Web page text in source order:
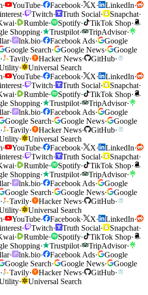
· YouTube· Facebook· X· LinkedIn·
· Twitch· Truth Social· Snapchat·
· Rumble· Spotify· TikTok Shop·
Shopping· Trustpilot· TripAdvisor·
· lnk.bio· Facebook Ads·
Google
Google Search· Google News·
Google
· Tavily· Hacker News· GitHub·
·
Universal Search
· YouTube· Facebook· X· LinkedIn·
· Twitch· Truth Social· Snapchat·
· Rumble· Spotify· TikTok Shop·
Shopping· Trustpilot· TripAdvisor·
· lnk.bio· Facebook Ads·
Google
Google Search· Google News·
Google
· Tavily· Hacker News· GitHub·
·
Universal Search
· YouTube· Facebook· X· LinkedIn·
· Twitch· Truth Social· Snapchat·
· Rumble· Spotify· TikTok Shop·
Shopping· Trustpilot· TripAdvisor·
· lnk.bio· Facebook Ads·
Google
Google Search· Google News·
Google
· Tavily· Hacker News· GitHub·
·
Universal Search
· YouTube· Facebook· X· LinkedIn·
· Twitch· Truth Social· Snapchat·
· Rumble· Spotify· TikTok Shop·
Shopping· Trustpilot· TripAdvisor·
· lnk.bio· Facebook Ads·
Google
Google Search· Google News·
Google
· Tavily· Hacker News· GitHub·
·
Universal Search